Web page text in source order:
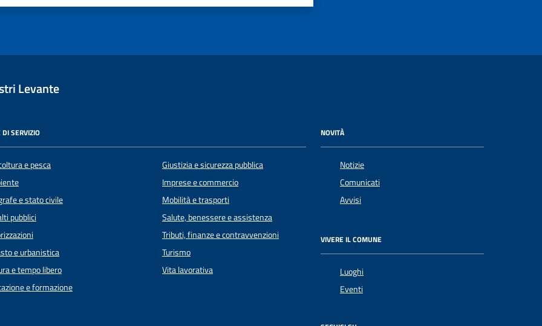
Levante
DI SERVIZIO
e pesca
e stato civile
pubblici
e urbanistica
e tempo libero
e formazione
Giustizia e sicurezza pubblica
Imprese e commercio
Mobilità e trasporti
Salute, benessere e assistenza
Tributi, finanze e contravvenzioni
Turismo
Vita lavorativa
NOVITÀ
Notizie
Comunicati
Avvisi
VIVERE IL COMUNE
Luoghi
Eventi